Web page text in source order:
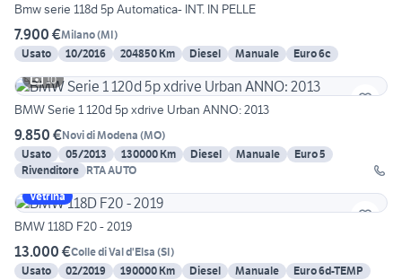
Bmw serie 118d 5p Automatica- INT. IN PELLE
7.900 €Milano(MI)
Usato
10/2016 204850 Km Diesel Manuale
Euro 6c
10
BMW Serie 1 120d 5p xdrive Urban ANNO: 2013
9.850 €Novi di Modena (MO)
Usato
05/2013 130000 Km Diesel Manuale
Euro 5
Rivenditore RTA AUTO
Vetrina
BMW 118D F20 - 2019
13.000 €Colle di Val d'Elsa (SI)
Usato
02/2019 190000 Km Diesel Manuale
Euro 6d-TEMP